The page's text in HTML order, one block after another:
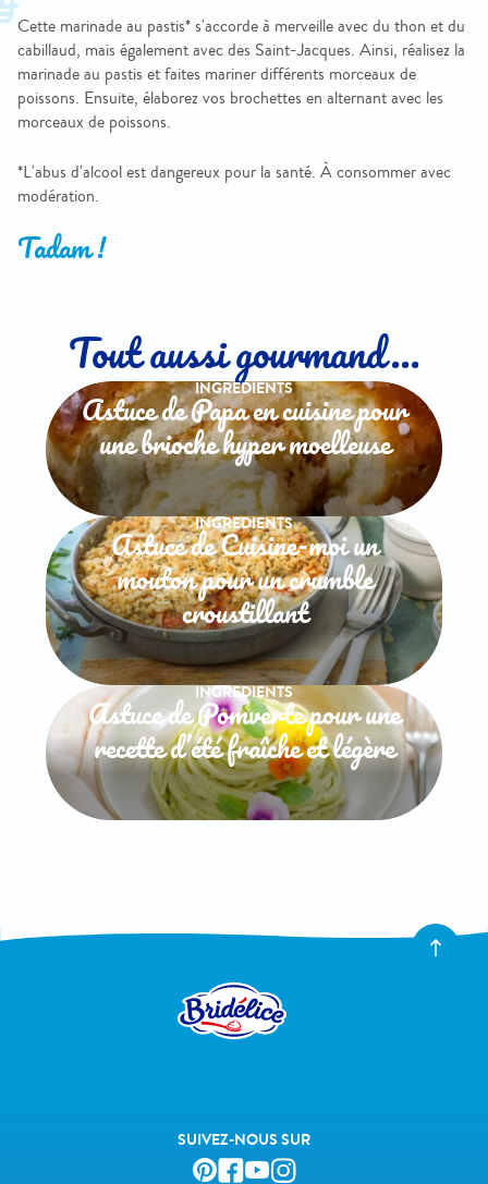
Cette marinade au pastis* s'accorde à merveille avec du thon et du
cabillaud, mais également avec des Saint-Jacques. Ainsi, réalisez la
marinade au pastis et faites mariner différents morceaux de
poissons. Ensuite, élaborez vos brochettes en alternant avec les
morceaux de poissons.
*L'abus d'alcool est dangereux pour la santé. À consommer avec
modération.
Tadam !
Tout aussi gourmand...
INGREDIENTS
Astuce de Papa en cuisine pour
une brioche hyper moelleuse
INGREDIENTS
Astuce de Cuisine-moi un
mouton pour un crumble
croustillant
INGREDIENTS
Astuce de Pomverte pour une
recette d’été fraîche et légère
SUIVEZ-NOUS SUR